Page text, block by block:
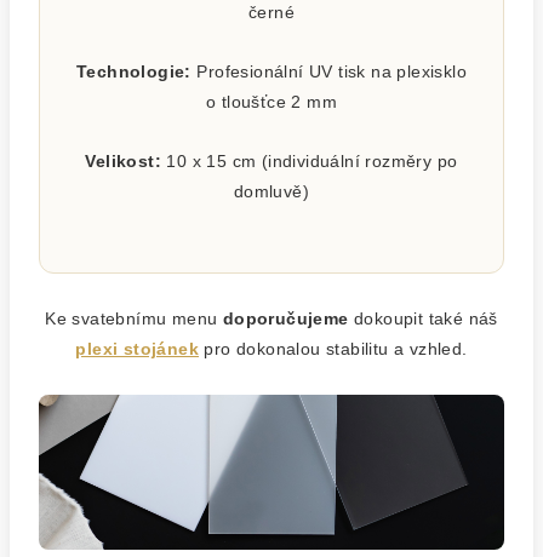
černé
Technologie: Profesionální UV tisk na plexisklo
o tloušťce 2 mm
Velikost: 10 x 15 cm (individuální rozměry po
domluvě)
Ke svatebnímu menu doporučujeme dokoupit také náš
plexi stojánek pro dokonalou stabilitu a vzhled.